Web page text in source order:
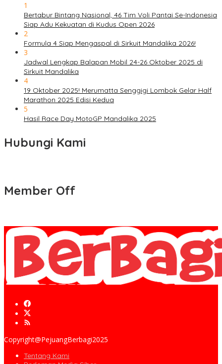
1
Bertabur Bintang Nasional, 46 Tim Voli Pantai Se-Indonesia
Siap Adu Kekuatan di Kudus Open 2026
2
Formula 4 Siap Mengaspal di Sirkuit Mandalika 2026!
3
Jadwal Lengkap Balapan Mobil 24-26 Oktober 2025 di
Sirkuit Mandalika
4
19 Oktober 2025! Merumatta Senggigi Lombok Gelar Half
Marathon 2025 Edisi Kedua
5
Hasil Race Day MotoGP Mandalika 2025
Hubungi Kami
Member Off
Copyright@PejuangBerbagi2025
Tentang Kami